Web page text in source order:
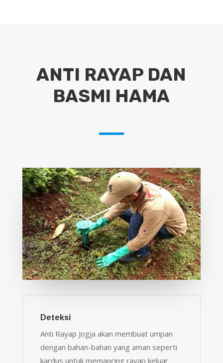
ANTI RAYAP DAN
BASMI HAMA
Deteksi
Anti Rayap Jogja akan membuat umpan
dengan bahan-bahan yang aman seperti
kardus untuk memancing rayap keluar